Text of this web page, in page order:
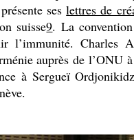
seslettres de
suisse9. La
l’immunité. Charles
auprès de l’ONU
à Sergueï